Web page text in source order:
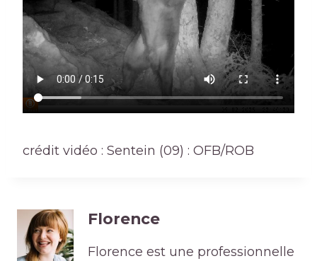
crédit vidéo : Sentein (09) : OFB/ROB
Florence
Florence est une professionnelle